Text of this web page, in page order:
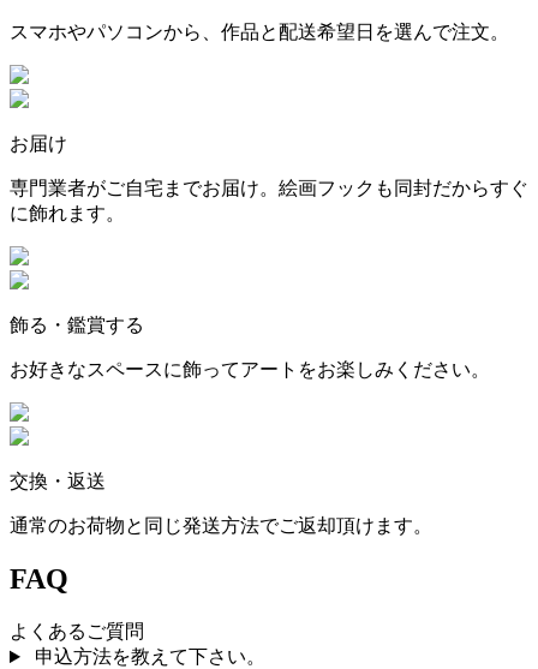
スマホやパソコンから、作品と配送希望日を選んで注文。
お届け
専門業者がご自宅までお届け。絵画フックも同封だからすぐ
に飾れます。
飾る・鑑賞する
お好きなスペースに飾ってアートをお楽しみください。
交換・返送
通常のお荷物と同じ発送方法でご返却頂けます。
FAQ
よくあるご質問
申込方法を教えて下さい。